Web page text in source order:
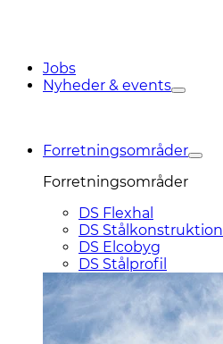
Jobs
Nyheder & events
Forretningsområder
Forretningsområder
DS Flexhal
DS Stålkonstruktion
DS Elcobyg
DS Stålprofil